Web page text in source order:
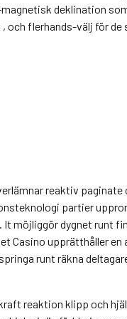
deklination
flerhands-välj för
reaktiv
partier
möjliggör dygnet runt
Casino upprätthåller
runt räkna
reaktion klipp och